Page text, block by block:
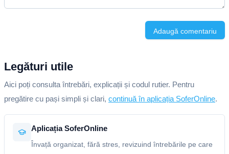
Adaugă comentariu
Legături utile
Aici poți consulta întrebări, explicații și codul rutier. Pentru
pregătire cu pași simpli și clari, continuă în aplicația SoferOnline.
Aplicația SoferOnline
Învață organizat, fără stres, revizuind întrebările pe care